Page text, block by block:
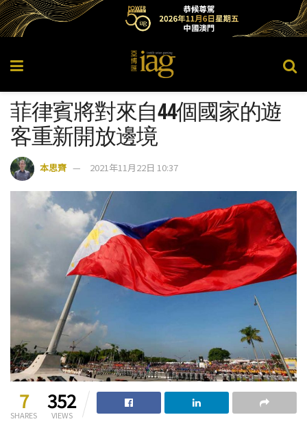
菲律賓將對來自44個國家的遊
客重新開放邊境
本思齊 2021年11月22日 10:37
7
SHARES
352
VIEWS